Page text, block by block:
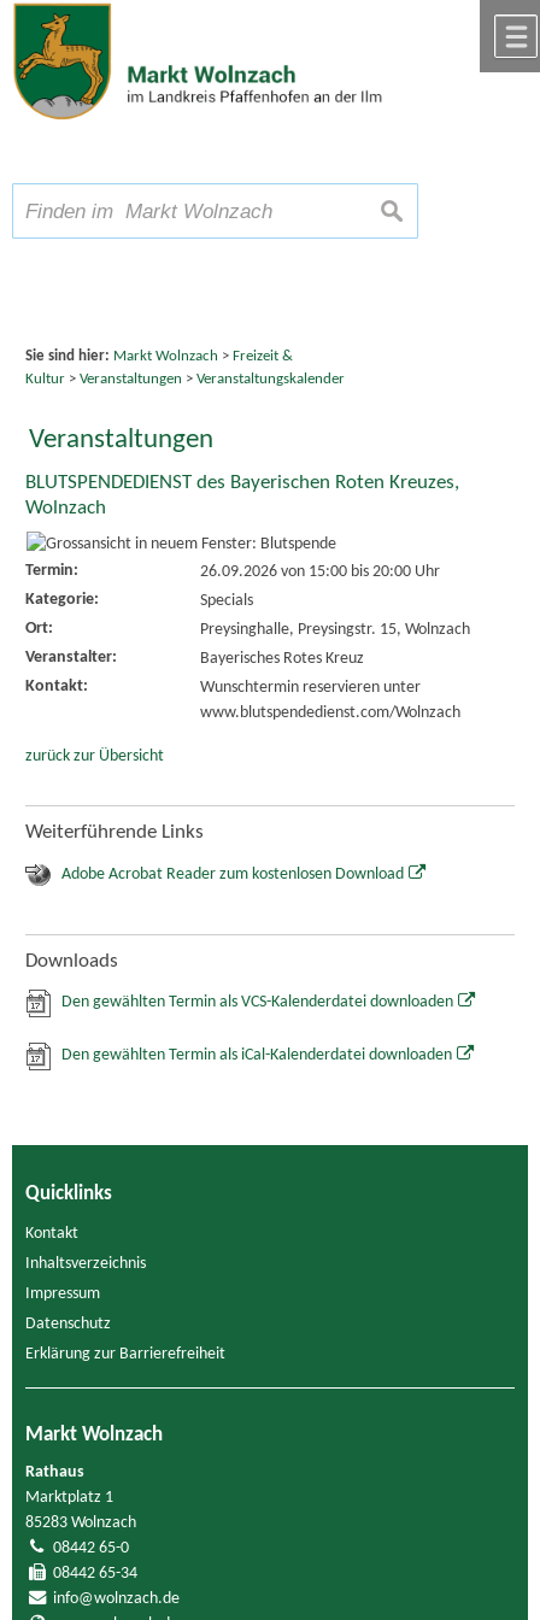
Zum Inhalt,zur Navigation
Schriftgröße A A A suchen
Sie sind hier: Markt Wolnzach > Freizeit &
Kultur> Veranstaltungen > Veranstaltungskalender
Veranstaltungen
BLUTSPENDEDIENST des Bayerischen Roten Kreuzes,
Wolnzach
Termin: 26.09.2026 von 15:00bis 20:00 Uhr
Kategorie:
Specials
Ort:
Preysinghalle, Preysingstr. 15, Wolnzach
Veranstalter:
Bayerisches Rotes Kreuz
Kontakt:
Wunschtermin reservieren unter
www.blutspendedienst.com/Wolnzach
zurück zur Übersicht
Weiterführende Links
Adobe Acrobat Reader zum kostenlosen Download
Downloads
Den gewählten Termin als VCS-Kalenderdatei downloaden
Den gewählten Termin als iCal-Kalenderdatei downloaden
Quicklinks
Kontakt
Inhaltsverzeichnis
Impressum
Datenschutz
Erklärung zur Barrierefreiheit
Markt Wolnzach
Rathaus
Marktplatz 1
85283 Wolnzach
08442 65-0
08442 65-34
info@wolnzach.de